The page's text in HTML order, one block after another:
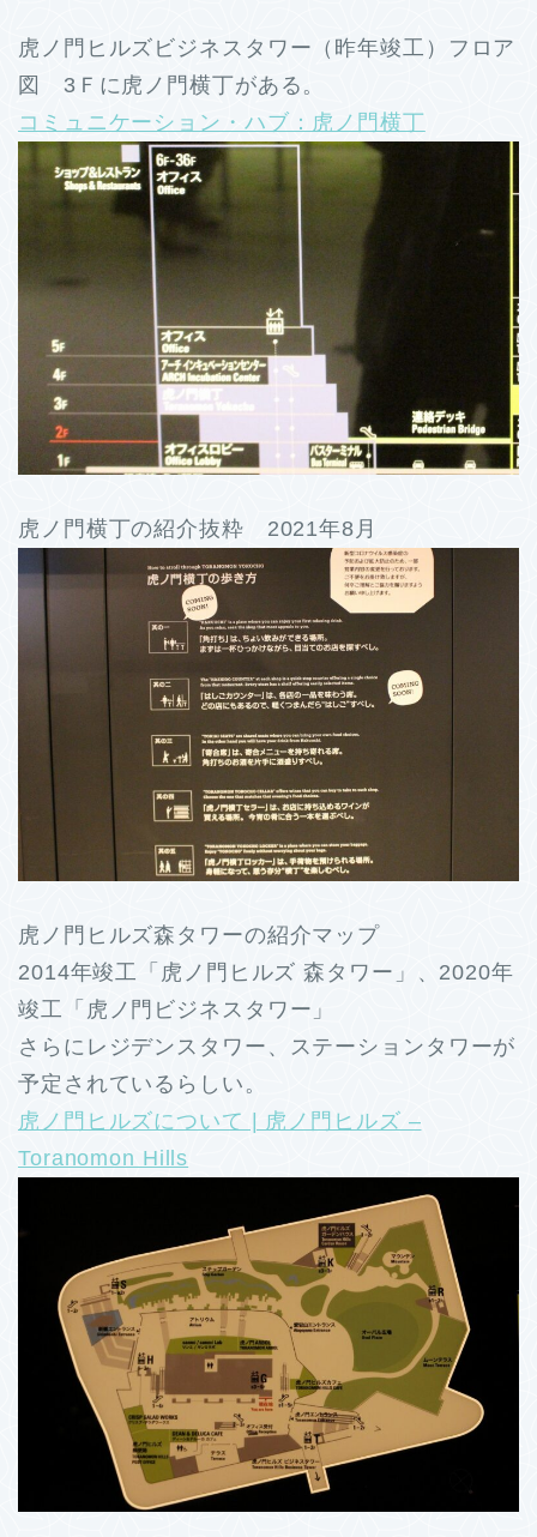
虎ノ門ヒルズビジネスタワー（昨年竣工）フロア
図 3Ｆに虎ノ門横丁がある。
コミュニケーション・ハブ：虎ノ門横丁
虎ノ門横丁の紹介抜粋 2021年8月
虎ノ門ヒルズ森タワーの紹介マップ
2014年竣工「虎ノ門ヒルズ 森タワー」、2020年
竣工「虎ノ門ビジネスタワー」
さらにレジデンスタワー、ステーションタワーが
予定されているらしい。
虎ノ門ヒルズについて | 虎ノ門ヒルズ –
Toranomon Hills